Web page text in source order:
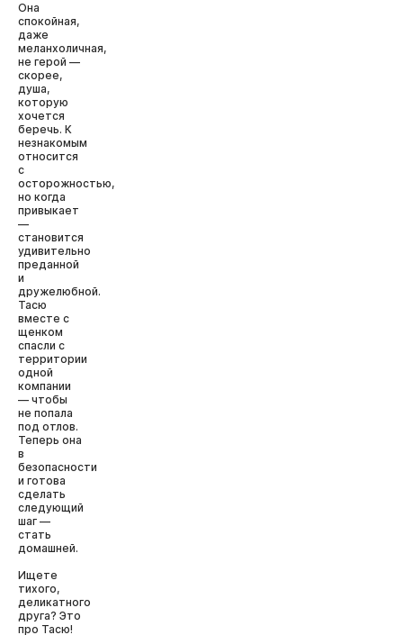
Она
спокойная,
даже
меланхоличная,
не герой —
скорее,
душа,
которую
хочется
беречь. К
незнакомым
относится
с
осторожностью,
но когда
привыкает
—
становится
удивительно
преданной
и
дружелюбной.
Тасю
вместе с
щенком
спасли с
территории
одной
компании
— чтобы
не попала
под отлов.
Теперь она
в
безопасности
и готова
сделать
следующий
шаг —
стать
домашней.
Ищете
тихого,
деликатного
друга? Это
про Тасю!